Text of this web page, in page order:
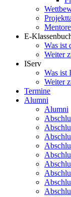
E-
Was ist
Weiter
IServ
Was ist
Weiter
Termine
Alumni
Alumni